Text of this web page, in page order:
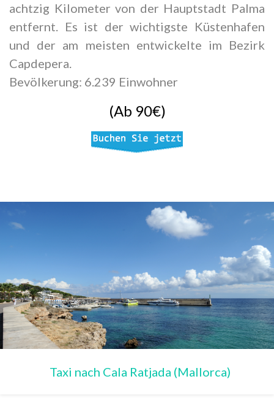
achtzig Kilometer von der Hauptstadt Palma
entfernt. Es ist der wichtigste Küstenhafen
und der am meisten entwickelte im Bezirk
Capdepera.
Bevölkerung: 6.239 Einwohner
(Ab 90€)
Taxi nach Cala Ratjada (Mallorca)